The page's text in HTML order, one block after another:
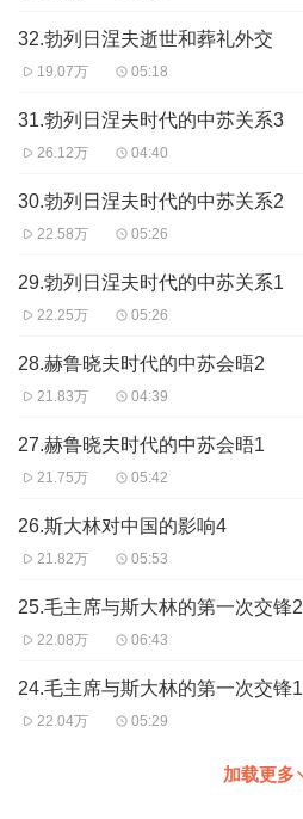
32.勃列日涅夫逝世和葬礼外交
19.07万 05:18
31.勃列日涅夫时代的中苏关系3
26.12万 04:40
30.勃列日涅夫时代的中苏关系2
22.58万 05:26
29.勃列日涅夫时代的中苏关系1
22.25万 05:26
28.赫鲁晓夫时代的中苏会晤2
21.83万 04:39
27.赫鲁晓夫时代的中苏会晤1
21.75万 05:42
26.斯大林对中国的影响4
21.82万 05:53
25.毛主席与斯大林的第一次交锋2
22.08万 06:43
24.毛主席与斯大林的第一次交锋1
22.04万 05:29
加载更多